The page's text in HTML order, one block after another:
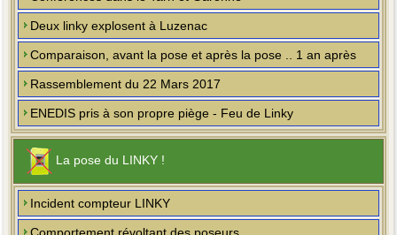
Deux linky explosent à Luzenac
Comparaison, avant la pose et après la pose .. 1 an après
Rassemblement du 22 Mars 2017
ENEDIS pris à son propre piège - Feu de Linky
La pose du LINKY !
Incident compteur LINKY